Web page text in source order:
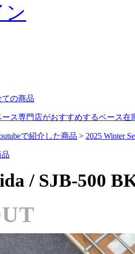
ン
ての商品
ース専門店がおすすめするベース在
で紹介した商品 > 2025 Winter
/ SJB-500